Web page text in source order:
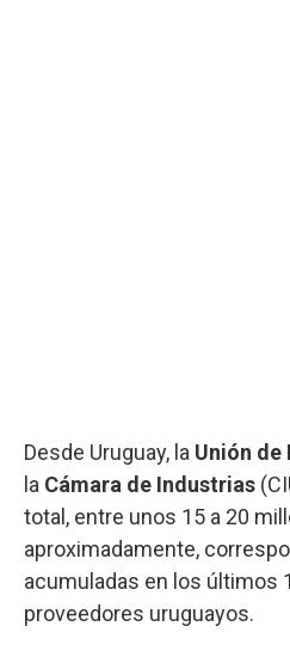
Desde Uruguay, la Unión de
la Cámara de Industrias
total, entre unos 15 a 20
aproximadamente,
acumuladas en los últimos
proveedores uruguayos.